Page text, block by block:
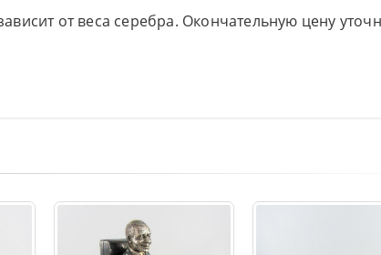
от веса серебра. Окончательную цену